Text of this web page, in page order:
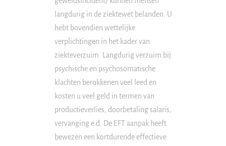
langdurig in de ziektewet belanden. U
hebt bovendien wettelijke
verplichtingen in het kader van
ziekteverzuim. Langdurig verzuim bij
psychische en psychosomatische
klachten berokkenen veel leed en
kosten u veel geld in termen van
productieverlies, doorbetaling salaris,
vervanging e.d. De EFT aanpak heeft
bewezen een kortdurende effectieve